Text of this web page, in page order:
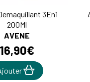
3En1
200Ml
AVENE
16,90€